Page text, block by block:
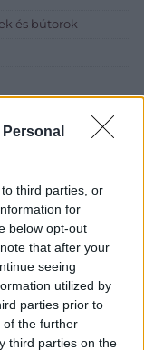
third parties, or
for
below opt-out
that after your
seeing
utilized by
parties prior to
of the further
third parties on the
és bútorok
Galéria és
és Aukciósház
Balaton utca 8.